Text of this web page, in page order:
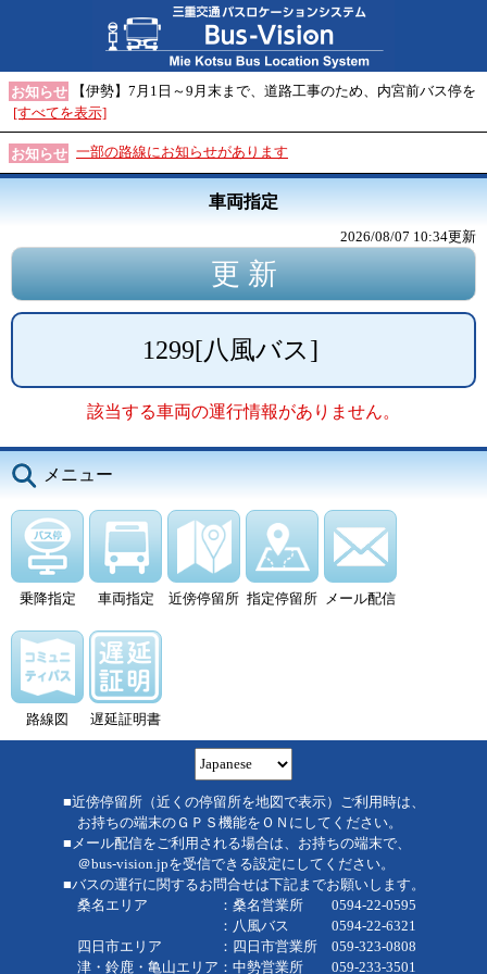
お知らせ
【伊勢】7月1日～9月末まで、道路工事のため、内宮前バス停を
[すべてを表示]
お知らせ 一部の路線にお知らせがあります
車両指定
2026/08/07 10:34更新
1299[八風バス]
該当する車両の運行情報がありません。
メニュー
乗降指定 車両指定 近傍停留所 指定停留所 メール配信
路線図 遅延証明書
■近傍停留所（近くの停留所を地図で表示）ご利用時は、
お持ちの端末のＧＰＳ機能をＯＮにしてください。
■メール配信をご利用される場合は、お持ちの端末で、
＠bus-vision.jpを受信できる設定にしてください。
■バスの運行に関するお問合せは下記までお願いします。
桑名エリア ：桑名営業所 0594-22-0595
：八風バス 0594-22-6321
四日市エリア ：四日市営業所 059-323-0808
津・鈴鹿・亀山エリア：中勢営業所 059-233-3501